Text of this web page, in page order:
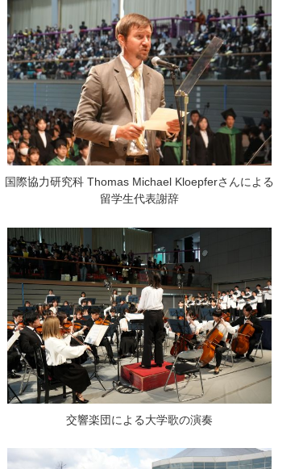
国際協力研究科 Thomas Michael Kloepferさんによる
留学生代表謝辞
交響楽団による大学歌の演奏